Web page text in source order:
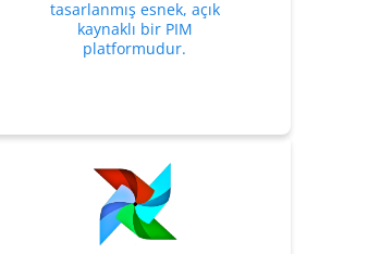
tasarlanmış esnek, açık
kaynaklı bir PIM
platformudur.